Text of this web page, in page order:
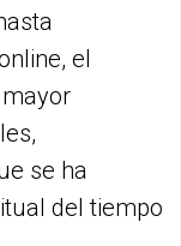
el
se ha
del tiempo